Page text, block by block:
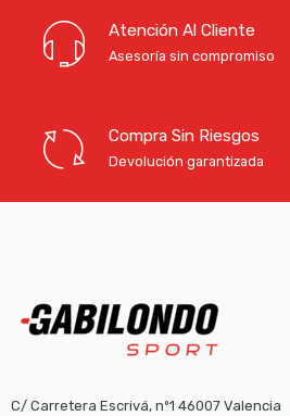
Atención Al Cliente
Asesoría sin compromiso
Compra Sin Riesgos
Devolución garantizada
C/ Carretera Escrivá, nº1 46007 Valencia